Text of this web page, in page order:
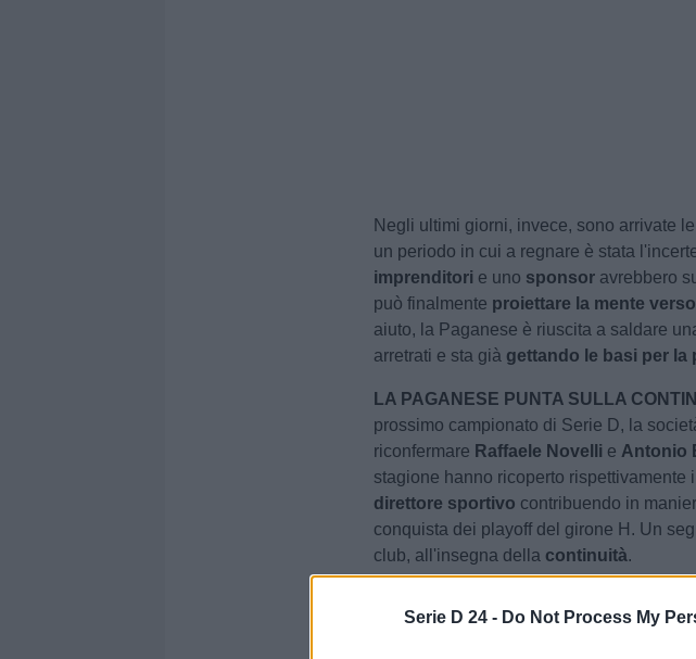
Serie D 24 - Do Not Process My
Negli ultimi giorni, invece, sono arrivate le
un periodo in cui a regnare è stata
imprenditori e uno sponsor avrebbero
può finalmente proiettare la mente
aiuto, la Paganese è riuscita a saldare
arretrati e sta già gettando le basi per la
LA PAGANESE PUNTA SULLA
prossimo campionato di Serie D, la
riconfermare Raffaele Novelli e Antonio
stagione hanno ricoperto rispettivamente
direttore sportivo contribuendo in
conquista dei playoff del girone H. Un
club, all'insegna della continuità.
futuro a dir poco significativi. Dopo